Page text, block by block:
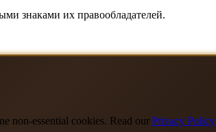
знаками их правообладателей.
non-essential cookies. Read our Privacy Policy